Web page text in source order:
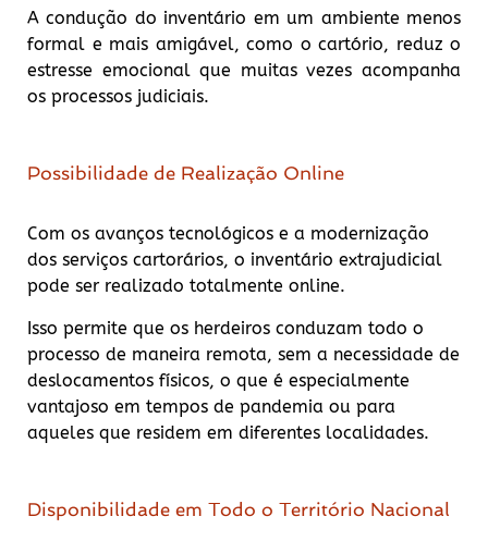
A condução do inventário em um ambiente menos
formal e mais amigável, como o cartório, reduz o
estresse emocional que muitas vezes acompanha
os processos judiciais.
Possibilidade de Realização Online
Com os avanços tecnológicos e a modernização
dos serviços cartorários, o inventário extrajudicial
pode ser realizado totalmente online.
Isso permite que os herdeiros conduzam todo o
processo de maneira remota, sem a necessidade de
deslocamentos físicos, o que é especialmente
vantajoso em tempos de pandemia ou para
aqueles que residem em diferentes localidades.
Disponibilidade em Todo o Território Nacional